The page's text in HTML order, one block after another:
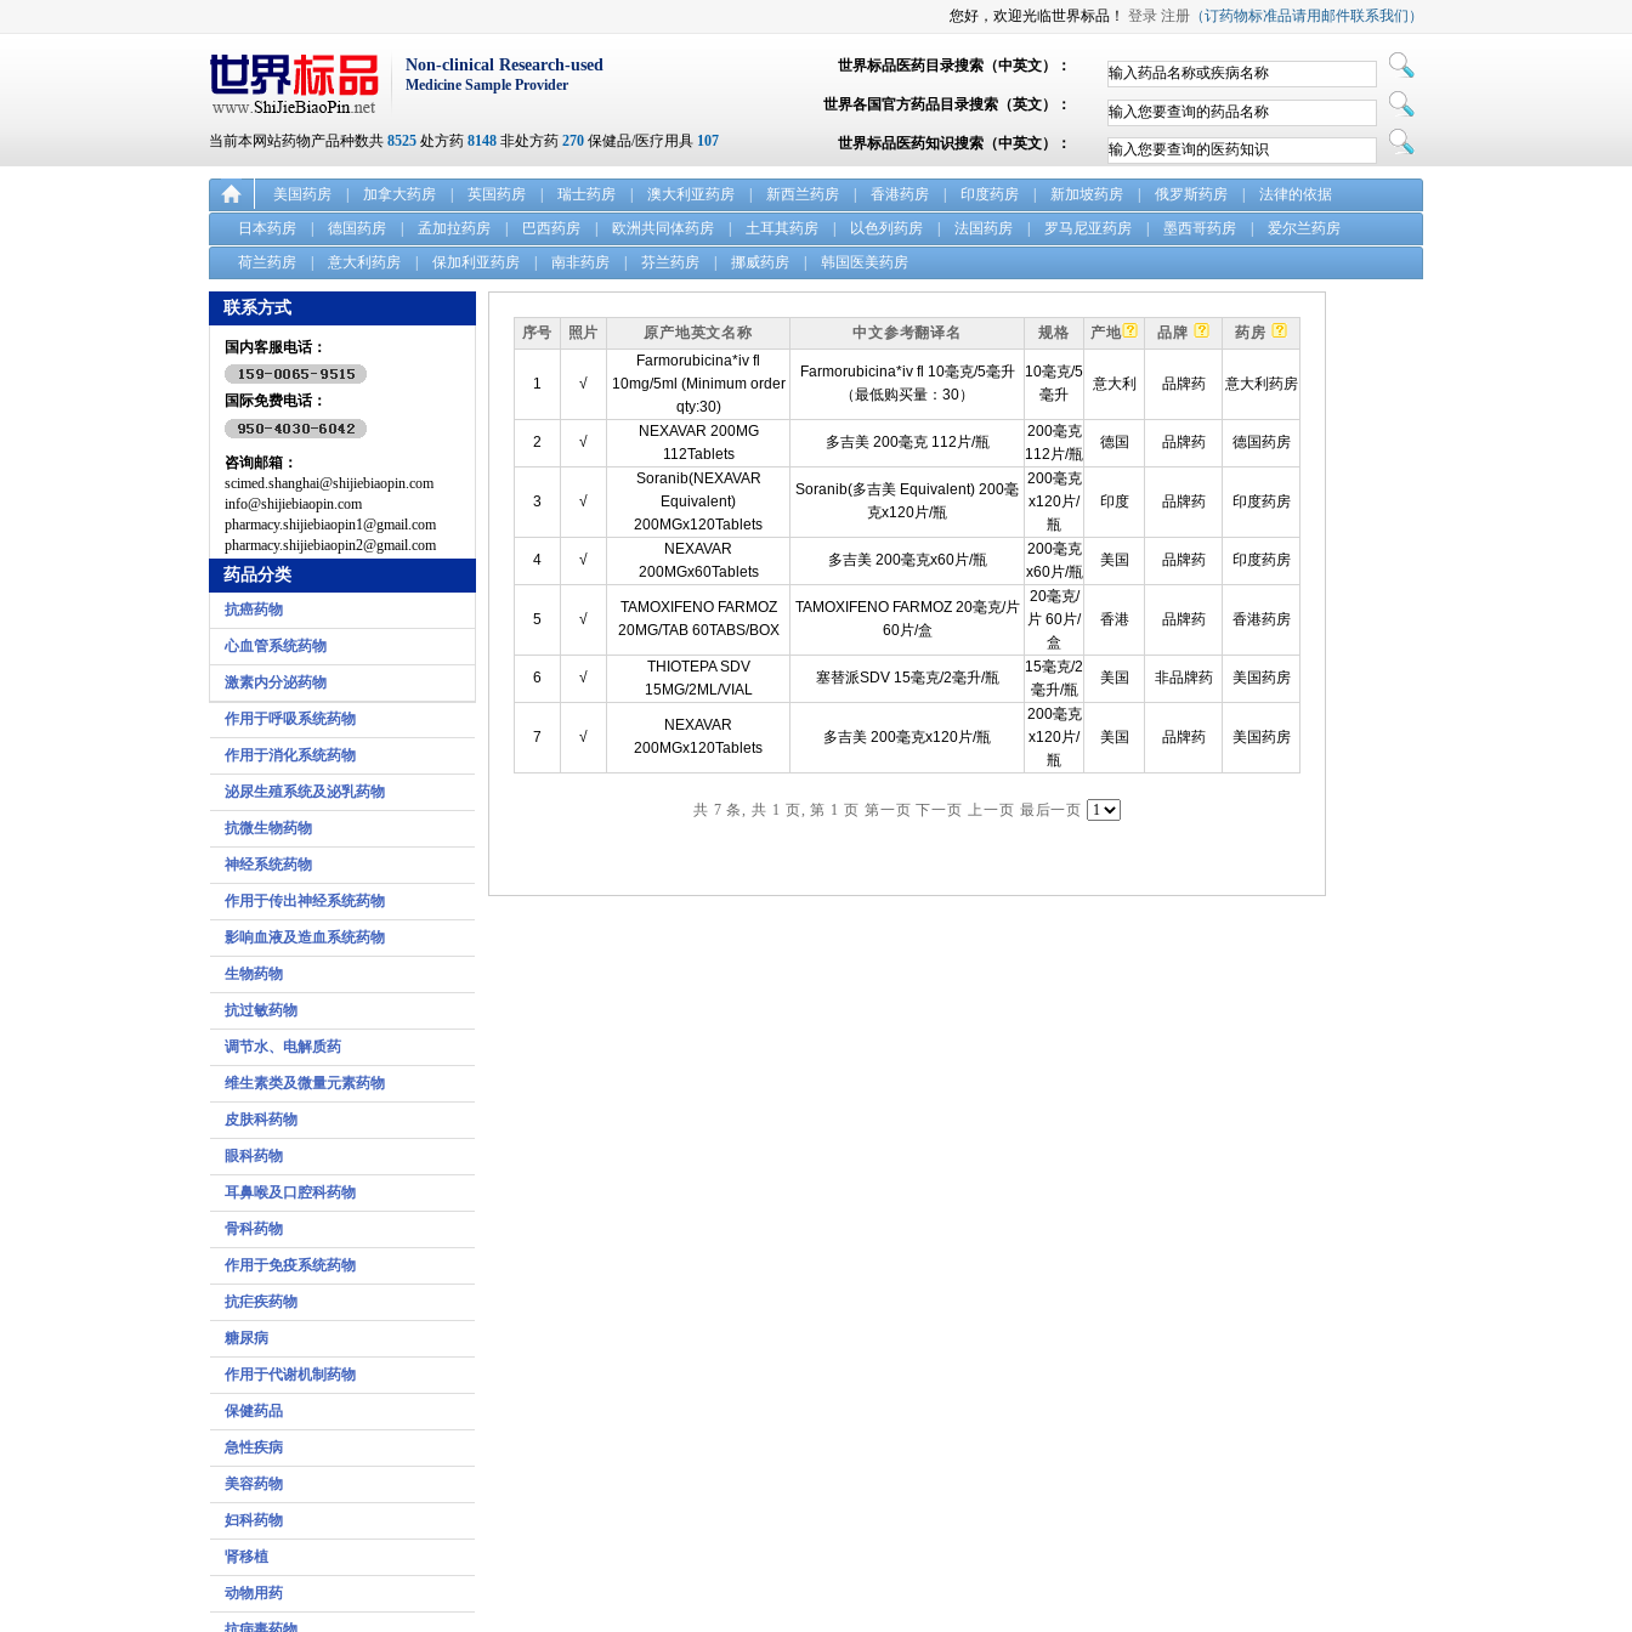
您好，欢迎光临世界标品！ 登录 注册 （订药物标准品请用邮件联系我们）
Non-clinical Research-used
Medicine Sample Provider
当前本网站药物产品种数共 8525 处方药 8148 非处方药 270 保健品/医疗用具 107
世界标品医药目录搜索（中英文）：
世界各国官方药品目录搜索（英文）：
世界标品医药知识搜索（中英文）：
美国药房 加拿大药房 英国药房 瑞士药房 澳大利亚药房 新西兰药房 香港药房 印度药房 新加坡药房 俄罗斯药房
法律的依据
日本药房
德国药房 孟加拉药房 巴西药房 欧洲共同体药房 土耳其药房 以色列药房 法国药房 罗马尼亚药房 墨西哥药房
爱尔兰药房
荷兰药房
意大利药房 保加利亚药房 南非药房 芬兰药房 挪威药房 韩国医美药房
联系方式
国内客服电话：
国际免费电话：
咨询邮箱：
scimed.shanghai@shijiebiaopin.com
info@shijiebiaopin.com
pharmacy.shijiebiaopin1@gmail.com
pharmacy.shijiebiaopin2@gmail.com
药品分类
抗癌药物
心血管系统药物
激素内分泌药物
作用于呼吸系统药物
作用于消化系统药物
泌尿生殖系统及泌乳药物
抗微生物药物
神经系统药物
作用于传出神经系统药物
影响血液及造血系统药物
生物药物
抗过敏药物
调节水、电解质药
维生素类及微量元素药物
皮肤科药物
眼科药物
耳鼻喉及口腔科药物
骨科药物
作用于免疫系统药物
抗疟疾药物
糖尿病
作用于代谢机制药物
保健药品
急性疾病
美容药物
妇科药物
肾移植
动物用药
序号 照片 原产地英文名称 中文参考翻译名 规格 产地 品牌 药房
1 √
Farmorubicina*iv fl
10mg/5ml (Minimum order
qty:30)
Farmorubicina*iv fl 10毫克/5毫升
（最低购买量：30）
10毫克/5
毫升
意大利 品牌药 意大利药房
2 √
NEXAVAR 200MG
112Tablets
多吉美 200毫克 112片/瓶
200毫克
112片/瓶
德国 品牌药 德国药房
3 √
Soranib(NEXAVAR
Equivalent)
200MGx120Tablets
Soranib(多吉美 Equivalent) 200毫
克x120片/瓶
200毫克
x120片/
瓶
印度 品牌药 印度药房
4 √
NEXAVAR
200MGx60Tablets
多吉美 200毫克x60片/瓶
200毫克
x60片/瓶
美国 品牌药 印度药房
5 √
TAMOXIFENO FARMOZ
20MG/TAB 60TABS/BOX
TAMOXIFENO FARMOZ 20毫克/片
60片/盒
20毫克/
片 60片/
盒
香港 品牌药 香港药房
6 √
THIOTEPA SDV
15MG/2ML/VIAL
塞替派SDV 15毫克/2毫升/瓶
15毫克/2
毫升/瓶
美国 非品牌药 美国药房
7 √
NEXAVAR
200MGx120Tablets
多吉美 200毫克x120片/瓶
200毫克
x120片/
瓶
美国 品牌药 美国药房
共 7 条, 共 1 页, 第 1 页 第一页 下一页 上一页 最后一页